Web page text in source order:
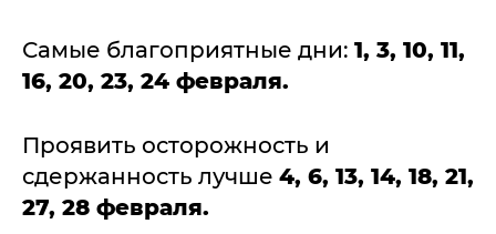
Самые благоприятные дни: 1, 3, 10, 11,
16, 20, 23, 24 февраля.
Проявить осторожность и
сдержанность лучше 4, 6, 13, 14, 18, 21,
27, 28 февраля.